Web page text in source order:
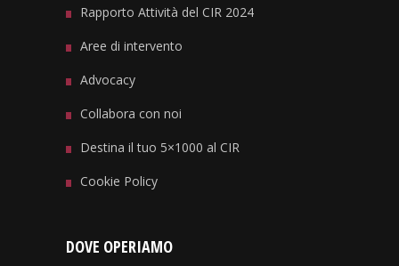
Rapporto Attività del CIR 2024
Aree di intervento
Advocacy
Collabora con noi
Destina il tuo 5×1000 al CIR
Cookie Policy
DOVE OPERIAMO